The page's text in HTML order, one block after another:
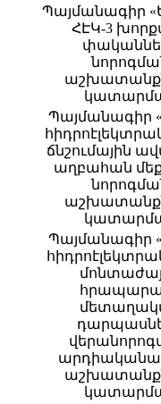
Պայմանագիր
ՀԷԿ-3
Պայմանագիր
ճնշումային
աղբահան
Պայմանագիր